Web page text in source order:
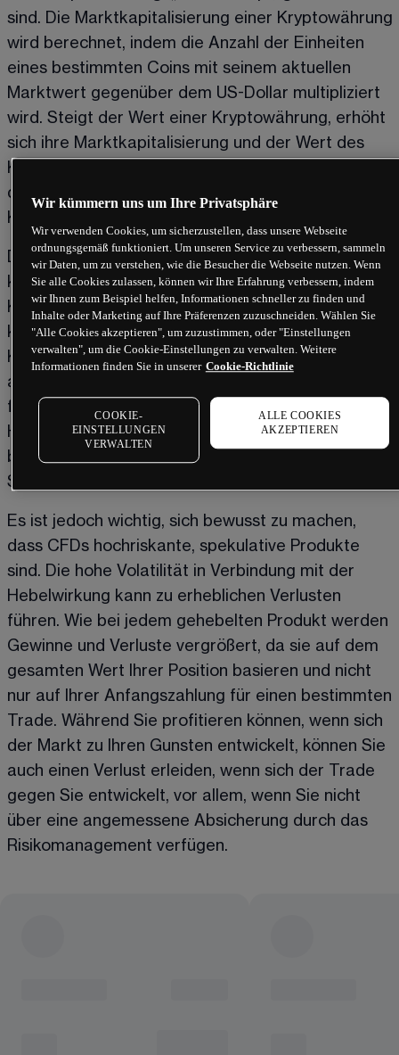
sind. Die Marktkapitalisierung einer Kryptowährung
wird berechnet, indem die Anzahl der Einheiten
eines bestimmten Coins mit seinem aktuellen
Marktwert gegenüber dem US-Dollar multipliziert
wird. Steigt der Wert einer Kryptowährung, erhöht
sich ihre Marktkapitalisierung und der Wert des
Krypto-Indexes steigt. Umgekehrt fällt der Wert
des Krypto-Index, wenn die Preise der
Kryptowährungen gegenüber dem US-Dollar fallen.
Der Handel mit Kryptowährungen in einem Basket
kann gegenüber dem Handel mit vielen einzelnen
Kryptowährungen mehrere Vorteile haben. Erstens
kann dies eine kostengünstigere Art sein, mit
Kryptowährungen zu handeln, da Sie den Sektor
als Ganzes betrachten können, ohne eine Position
für jeden einzelnen Coin eröffnen zu müssen. Der
Handel mit einem Krypto-Index kann auch dazu
beitragen, einen Teil Ihres Risikos zu streuen, da
Sie nicht nur einem einzigen Coin ausgesetzt sind.
Es ist jedoch wichtig, sich bewusst zu machen,
dass CFDs hochriskante, spekulative Produkte
sind. Die hohe Volatilität in Verbindung mit der
Hebelwirkung kann zu erheblichen Verlusten
führen. Wie bei jedem gehebelten Produkt werden
Gewinne und Verluste vergrößert, da sie auf dem
gesamten Wert Ihrer Position basieren und nicht
nur auf Ihrer Anfangszahlung für einen bestimmten
Trade. Während Sie profitieren können, wenn sich
der Markt zu Ihren Gunsten entwickelt, können Sie
auch einen Verlust erleiden, wenn sich der Trade
gegen Sie entwickelt, vor allem, wenn Sie nicht
über eine angemessene Absicherung durch das
Risikomanagement verfügen.
Wir kümmern uns um Ihre Privatsphäre
Wir verwenden Cookies, um sicherzustellen, dass unsere Webseite
ordnungsgemäß funktioniert. Um unseren Service zu verbessern, sammeln
wir Daten, um zu verstehen, wie die Besucher die Webseite nutzen. Wenn
Sie alle Cookies zulassen, können wir Ihre Erfahrung verbessern, indem
wir Ihnen zum Beispiel helfen, Informationen schneller zu finden und
Inhalte oder Marketing auf Ihre Präferenzen zuzuschneiden. Wählen Sie
"Alle Cookies akzeptieren", um zuzustimmen, oder "Einstellungen
verwalten", um die Cookie-Einstellungen zu verwalten. Weitere
Informationen finden Sie in unserer Cookie-Richtlinie
COOKIE-
EINSTELLUNGEN
VERWALTEN
ALLE COOKIES
AKZEPTIEREN